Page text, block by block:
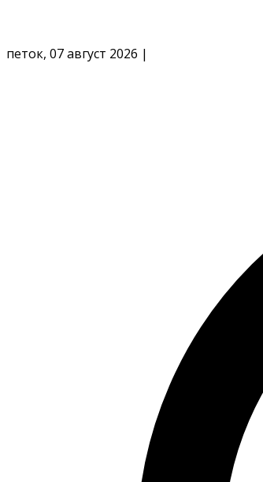
петок, 07 август 2026 |